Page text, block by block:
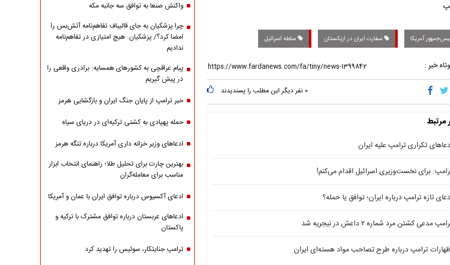
آمریکا سفارت ایران در ازبکستان سلطه اسرائیل
خبر :
۰ نفر دیگر این مطلب را پسندیدند
مرتبط
تکراری ترامپ علیه ایران
برای نخست‌وزیری اسرائیل اقدام می‌کنم!
تازه ترامپ درباره ایران؛ توافق یا حمله؟
مدعی کشتن مرد شماره ۲ داعش در نیجریه شد
ترامپ درباره طرح تصاحب مواد هسته‌ای ایران
واکنش صنعا به توافق سه جانبه مکه
چرا پزشکیان به جای قالیباف تفاهم‌نامه آتش‌بس را
امضا کرد؟/ پزشکیان: هیچ امتیازی در تفاهم‌نامه
ندادیم
پیام عراقچی به کشورهای همسایه: برادری واقعی را
در پیش گیریم
خبر ترامپ از پایان جنگ ایران و بازگشایی هرمز
حمله پهپادی به کشتی ترکیه‌ای در دریای سیاه
ادعاهای وزیر خزانه داری آمریکا درباره تنگه هرمز
بهترین چارت برای تحلیل طلا؛ راهنمای انتخاب ابزار
مناسب برای معامله‌گران
ادعای آکسیوس درباره توافق ایران با عمان و آمریکا
ادعاهای عربستان درباره توافق مشترک با ترکیه و
پاکستان
ترامپ جنایتکار، سوئیس را تهدید کرد